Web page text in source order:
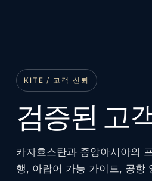
KITE / 고객 신뢰
검증된 고
카자흐스탄과 중앙아시아의
행, 아랍어 가능 가이드, 공항